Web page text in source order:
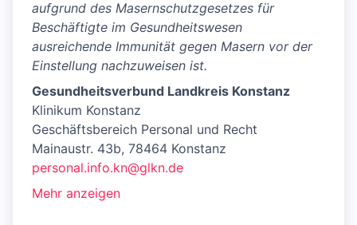
aufgrund des Masernschutzgesetzes für
Beschäftigte im Gesundheitswesen
ausreichende Immunität gegen Masern vor der
Einstellung nachzuweisen ist.
Gesundheitsverbund Landkreis Konstanz
Klinikum Konstanz
Geschäftsbereich Personal und Recht
Mainaustr. 43b, 78464 Konstanz
personal.info.kn@glkn.de
Mehr anzeigen